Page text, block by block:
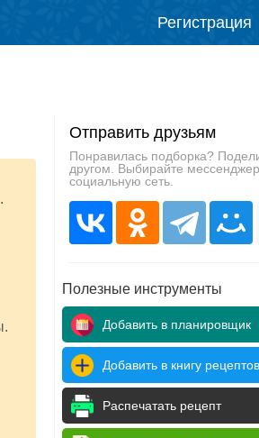
Регистрация
Отправить друзьям
Понравилась подборка?
другом. Выбирайте
социальную сеть.
Полезные инструменты
Добавить в планировщик
Добавить в книгу рецептов
Распечатать рецепт